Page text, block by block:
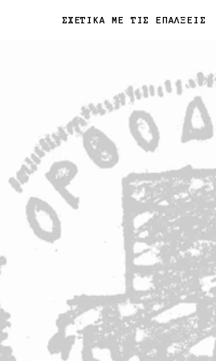
ΣΧΕΤΙΚΑ ΜΕ ΤΙΣ ΕΠΑΛΞΕΙΣ